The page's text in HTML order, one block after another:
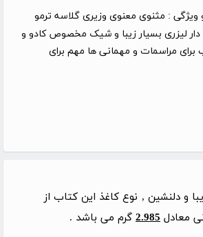
: مثنوی معنوی وزیری گلاسه ترمو
لیزری بسیار زیبا و شیک مخصوص کادو و
مراسمات و مهمانی ها مهم برای
و دلنشین , نوع کاغذ این کتاب از
معادل 2.985 گرم می باشد .